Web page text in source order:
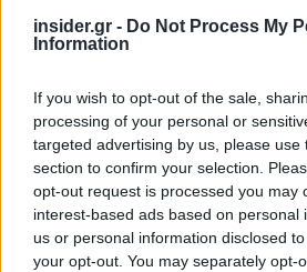
insider.gr - Do Not Process My
Information
If you wish to opt-out of the sale,
processing of your personal or
targeted advertising by us, please use
section to confirm your selection.
opt-out request is processed you may
interest-based ads based on personal
us or personal information disclosed
your opt-out. You may separately opt-
κατά κόρον στις
τηνκατοχύρωση με δίπλωμα
ώστε μεγάλες εταιρίες να
ιδιότητες αυτές, χωρίς όμως
άλλους να τις χρησιμοποιούν
αποδίδουν ποσοστά από τα
αποκομίζουν. Στην
κυρίως φαρμακοβιομηχανίες